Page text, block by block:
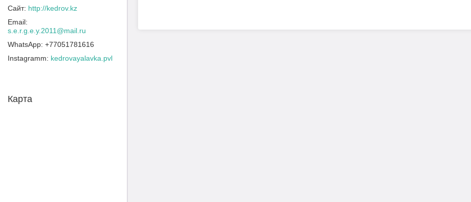
http://kedrov.kz
s.e.r.g.e.y.2011@mail.ru
+77051781616
Instagramm
kedrovayalavka.pvl
Карта